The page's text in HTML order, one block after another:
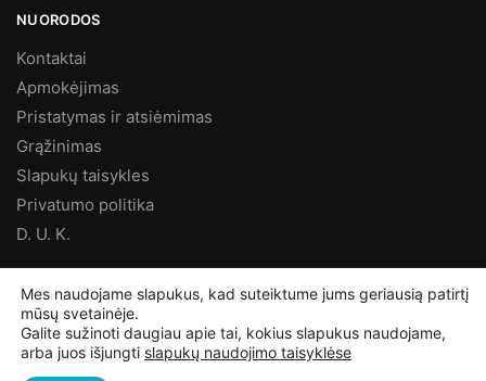
NUORODOS
Kontaktai
Apmokėjimas
Pristatymas ir atsiėmimas
Grąžinimas
Slapukų taisykles
Privatumo politika
D. U. K.
©Ampertas.lt2025, Visos teisės saugomos
Mes naudojame slapukus, kad suteiktume jums geriausią patirtį
mūsų svetainėje.
Galite sužinoti daugiau apie tai, kokius slapukus naudojame,
arba juos išjungti slapukų naudojimo taisyklėse